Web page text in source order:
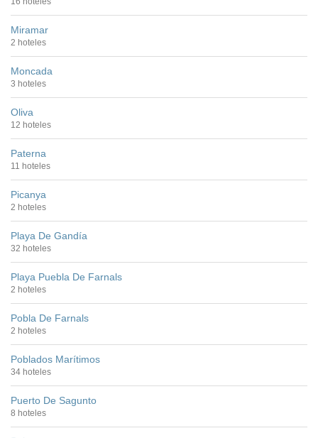
Miramar
2 hoteles
Moncada
3 hoteles
Oliva
12 hoteles
Paterna
11 hoteles
Picanya
2 hoteles
Playa De Gandía
32 hoteles
Playa Puebla De Farnals
2 hoteles
Pobla De Farnals
2 hoteles
Poblados Marítimos
34 hoteles
Puerto De Sagunto
8 hoteles